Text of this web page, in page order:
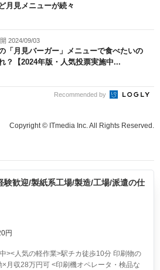
月見メニューが続々
2024/09/03
「月見バーガー」メニューで食べたいの
？【2024年版・人気投票実施中...
Recommended by
Copyright © ITmedia Inc. All Rights Reserved.
験歓迎/製紙系工場/製造/工場/派遣の仕
円
><人気の軽作業>駅チカ徒歩10分 印刷物の
×月収28万円可 <印刷機オペレータ・検品な